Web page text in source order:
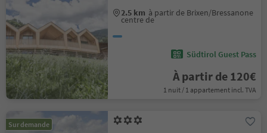
2.5 km à partir de Brixen/Bressanone
centre de
Südtirol Guest Pass
À partir de 120€
1 nuit / 1 appartement incl. TVA
Sur demande